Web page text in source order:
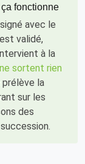
fonctionne
avec le
validé,
à la
sortent rien
prélève la
sur les
des